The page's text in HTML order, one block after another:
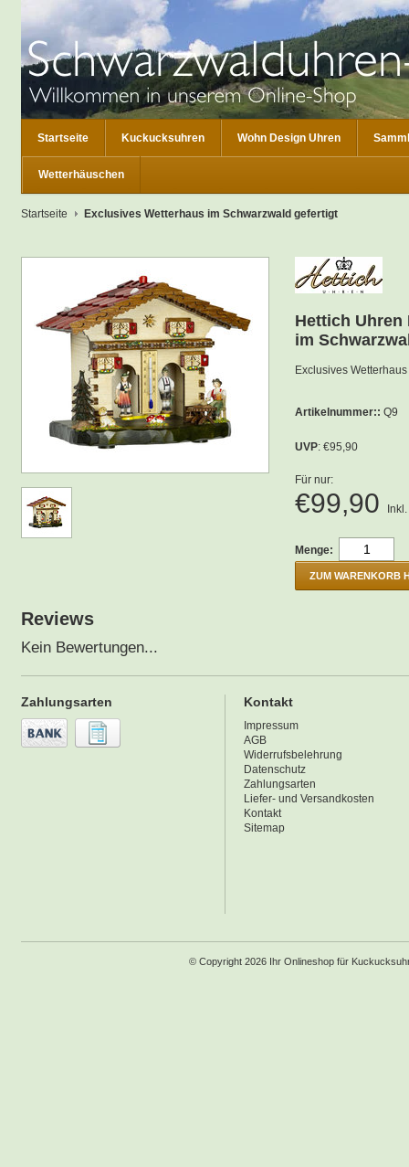
Startseite Kuckucksuhren Wohn Design Uhren
Wetterhäuschen
Startseite Exclusives Wetterhaus im Schwarzwald gefertigt
Hettich Uhren
im
Exclusives
Artikelnummer:: Q9
UVP: €95,90
Für nur:
€99,90
Menge:
ZUM WARENKORB
Reviews
Kein Bewertungen...
Zahlungsarten Kontakt
Impressum
AGB
Widerrufsbelehrung
Datenschutz
Zahlungsarten
Liefer- und Versandkosten
Kontakt
Sitemap
© Copyright 2026 Ihr Onlineshop für